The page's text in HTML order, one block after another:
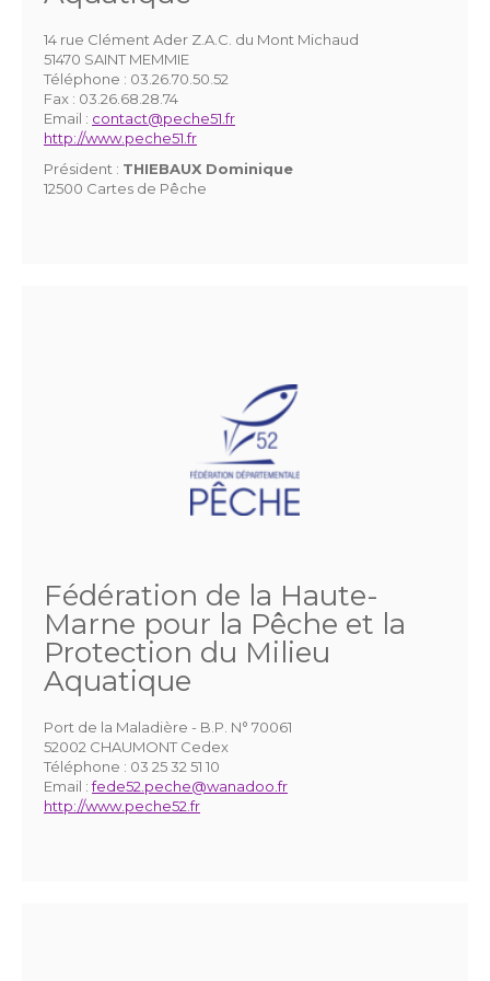
14 rue Clément Ader Z.A.C. du Mont Michaud
51470 SAINT MEMMIE
Téléphone : 03.26.70.50.52
Fax : 03.26.68.28.74
Email : contact@peche51.fr
http://www.peche51.fr
Président : THIEBAUX Dominique
12500 Cartes de Pêche
Fédération de la Haute-
Marne pour la Pêche et la
Protection du Milieu
Aquatique
Port de la Maladière - B.P. N° 70061
52002 CHAUMONT Cedex
Téléphone : 03 25 32 51 10
Email :fede52.peche@wanadoo.fr
http://www.peche52.fr